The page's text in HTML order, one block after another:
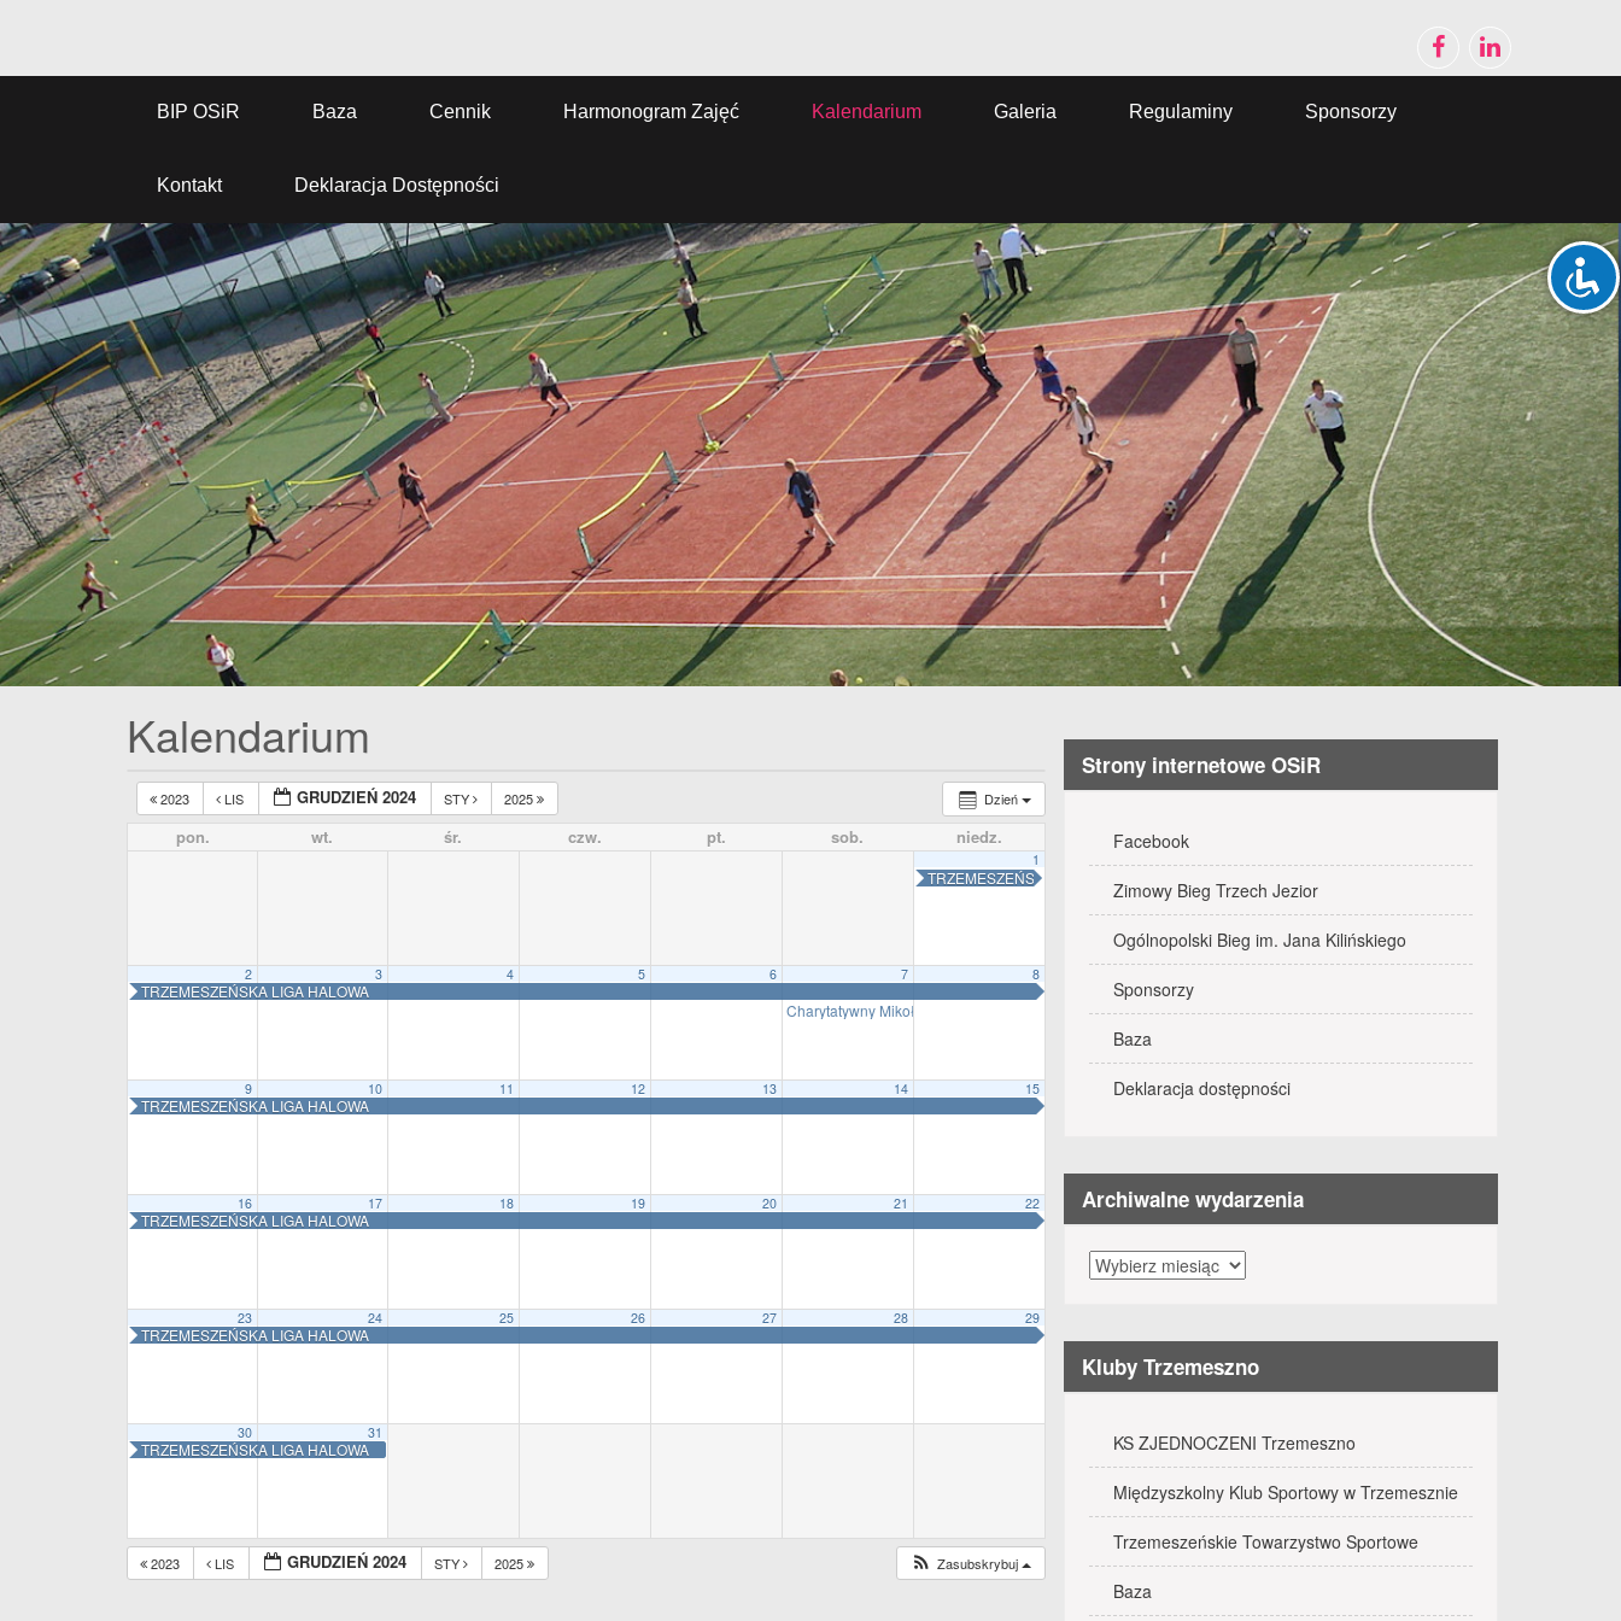
BIP OSiR Baza Cennik Harmonogram Zajęć Kalendarium Galeria Regulaminy Sponsorzy
Kontakt Deklaracja Dostępności
Kalendarium
Dzień
2023 LIS GRUDZIEŃ 2024 STY 2025
pon. wt. śr. czw. pt. sob. niedz.
1
TRZEMESZEŃSKA LIGA HALOWA
2
TRZEMESZEŃSKA LIGA HALOWA
3 4 5 6 7
Charytatywny Mikołajkowy Turniej szachowy SZACH-MAT09:00
8
9
TRZEMESZEŃSKA LIGA HALOWA
10 11 12 13 14 15
16
TRZEMESZEŃSKA LIGA HALOWA
17 18 19 20 21 22
23
TRZEMESZEŃSKA LIGA HALOWA
24 25 26 27 28 29
30
TRZEMESZEŃSKA LIGA HALOWA
31
2023 LIS GRUDZIEŃ 2024 STY 2025 Zasubskrybuj
Strony internetowe OSiR
Facebook
Zimowy Bieg Trzech Jezior
Ogólnopolski Bieg im. Jana Kilińskiego
Sponsorzy
Baza
Deklaracja dostępności
Archiwalne wydarzenia
Archiwalne
wydarzenia
Kluby Trzemeszno
KS ZJEDNOCZENI Trzemeszno
Międzyszkolny Klub Sportowy w Trzemesznie
Trzemeszeńskie Towarzystwo Sportowe
Baza